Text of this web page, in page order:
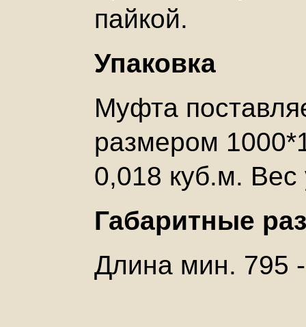
пайкой.
Упаковка
Муфта
размером
0,018 куб.м. Вес
Габаритные
Длина мин. 795